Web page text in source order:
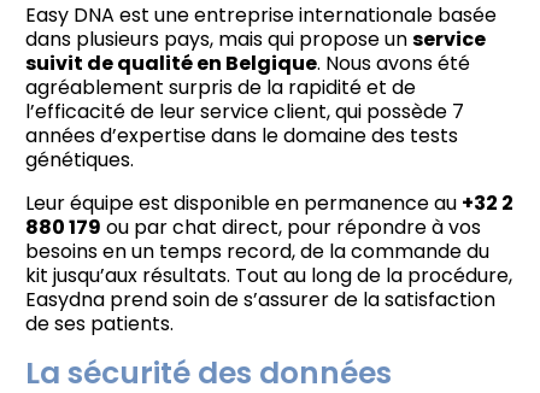
Easy DNA est une entreprise internationale basée
dans plusieurs pays, mais qui propose unservice
suivit de qualité en Belgique. Nous avons été
agréablement surpris de la rapidité et de
l’efficacité de leur service client, qui possède 7
années d’expertise dans le domaine des tests
génétiques.
Leur équipe est disponible en permanence au +32 2
880 179 ou par chat direct, pour répondre à vos
besoins en un temps record, de la commande du
kit jusqu’aux résultats. Tout au long de la procédure,
Easydna prend soin de s’assurer de la satisfaction
de ses patients.
La sécurité des données